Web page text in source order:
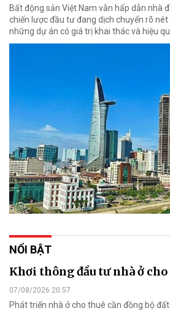
Bất động sản Việt Nam vẫn hấp dẫn nhà
chiến lược đầu tư đang dịch chuyển rõ
những dự án có giá trị khai thác và hiệu
NỔI BẬT
Khơi thông đầu tư nhà ở
07/08/2026 20:57
Phát triển nhà ở cho thuê cần đồng bộ